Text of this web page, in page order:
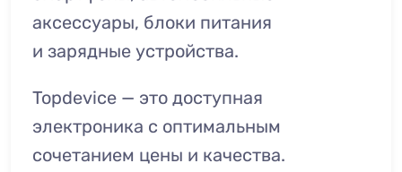
аксессуары, блоки питания
и зарядные устройства.
Topdevice — это доступная
электроника с оптимальным
сочетанием цены и качества.